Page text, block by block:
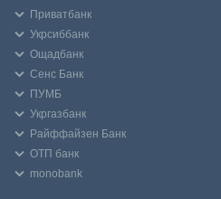
Приватбанк
Укрсиббанк
Ощадбанк
Сенс Банк
ПУМБ
Укргазбанк
Райффайзен Банк
ОТП банк
monobank